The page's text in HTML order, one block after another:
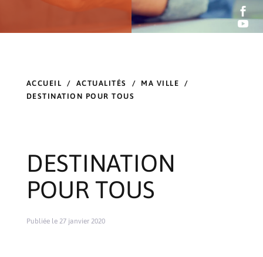


ACCUEIL / ACTUALITÉS / MA VILLE /
DESTINATION POUR TOUS
DESTINATION
POUR TOUS
Publiée le 27 janvier 2020